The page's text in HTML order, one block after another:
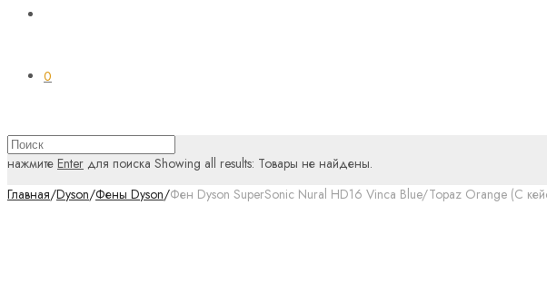
0
нажмите Enter для поиска Showing all results: Товары не найдены.
Главная/Dyson/Фены Dyson/Фен Dyson SuperSonic Nural HD16 Vinca Blue/Topaz Orange (С